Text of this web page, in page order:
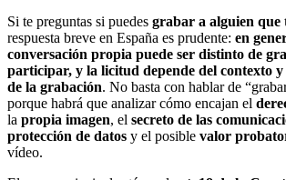
Si te preguntas si puedes grabar a alguien que
respuesta breve en España es prudente: en
conversación propia puede ser distinto de
participar, y la licitud depende del contexto
de la grabación. No basta con hablar de
porque habrá que analizar cómo encajan el
la propia imagen, el secreto de las
protección de datos y el posible valor
vídeo.